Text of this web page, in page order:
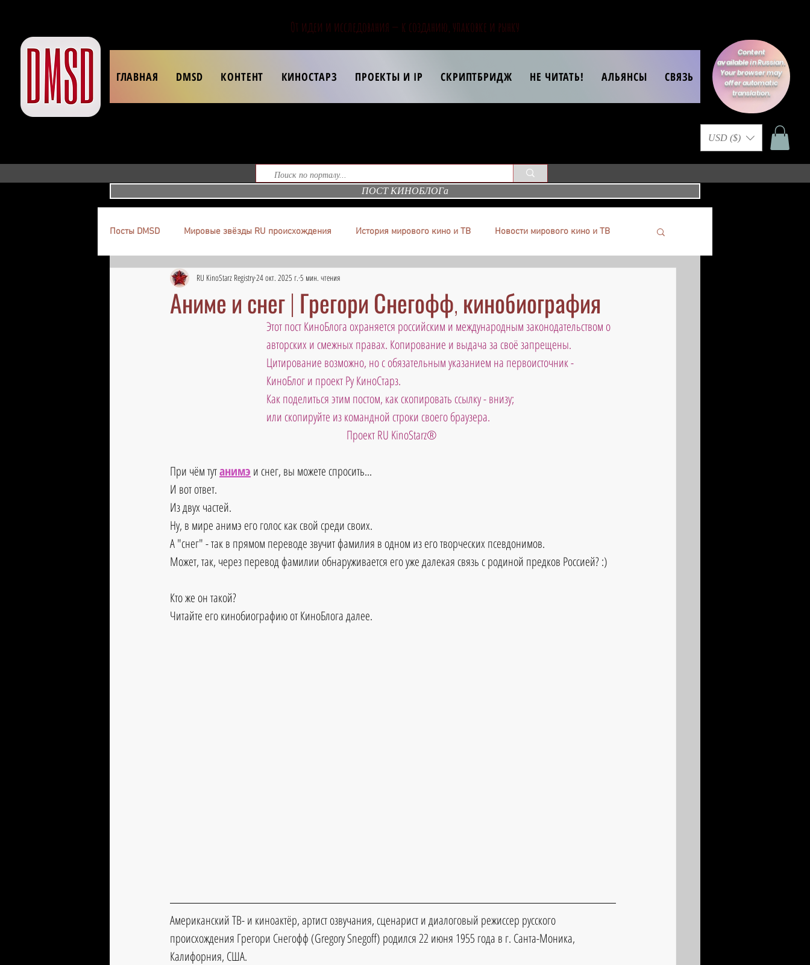
От идеи и исследования — к созданию, упаковке и рынку
ГЛАВНАЯ DMSD КОНТЕНТ КИНОСТАРЗ ПРОЕКТЫ И IP СКРИПТБРИДЖ НЕ ЧИТАТЬ! АЛЬЯНСЫ СВЯЗЬ
Content
available in Russian.
Your browser may
offer automatic
translation.
USD ($)
ПОСТ КИНОБЛОГа
Посты DMSD Мировые звёзды RU происхождения История мирового кино и ТВ Новости мирового кино и ТВ
Аниме и снег | Грегори Снегофф, кинобиография
RU KinoStarz Registry24 окт. 2025 г. 5 мин. чтения
Этот пост КиноБлога охраняется российским и международным законодательством о
авторских и смежных правах. Копирование и выдача за своё запрещены.
Цитирование возможно, но с обязательным указанием на первоисточник -
КиноБлог и проект Ру КиноСтарз.
Как поделиться этим постом, как скопировать ссылку - внизу;
или скопируйте из командной строки своего браузера.
Проект RU KinoStarz®
При чём тут анимэ и снег, вы можете спросить...
И вот ответ.
Из двух частей.
Ну, в мире анимэ его голос как свой среди своих.
А "снег" - так в прямом переводе звучит фамилия в одном из его творческих псевдонимов.
Может, так, через перевод фамилии обнаруживается его уже далекая связь с родиной предков Россией? :)
Кто же он такой?
Читайте его кинобиографию от КиноБлога далее.
Американский ТВ- и киноактёр, артист озвучания, сценарист и диалоговый режиссер русского
происхождения Грегори Снегофф (Gregory Snegoff) родился 22 июня 1955 года в г. Санта-Моника,
Калифорния, США.